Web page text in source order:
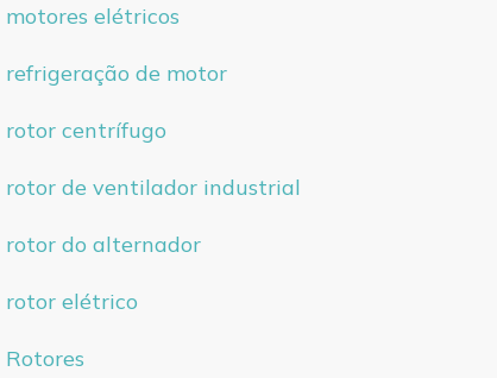
motores elétricos
refrigeração de motor
rotor centrífugo
rotor de ventilador industrial
rotor do alternador
rotor elétrico
Rotores